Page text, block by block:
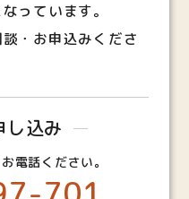
っています。
・お申込みくださ
し込み
電話ください。